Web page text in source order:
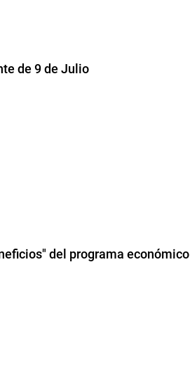
de 9 de Julio
del programa económico